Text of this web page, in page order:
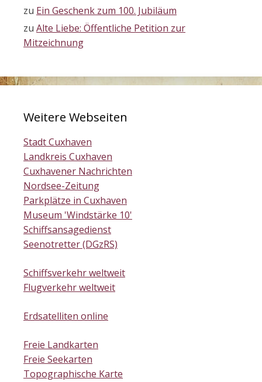
zu Ein Geschenk zum 100. Jubiläum
zu Alte Liebe: Öffentliche Petition zur
Mitzeichnung
Weitere Webseiten
Stadt Cuxhaven
Landkreis Cuxhaven
Cuxhavener Nachrichten
Nordsee-Zeitung
Parkplätze in Cuxhaven
Museum 'Windstärke 10'
Schiffsansagedienst
Seenotretter (DGzRS)
Schiffsverkehr weltweit
Flugverkehr weltweit
Erdsatelliten online
Freie Landkarten
Freie Seekarten
Topographische Karte